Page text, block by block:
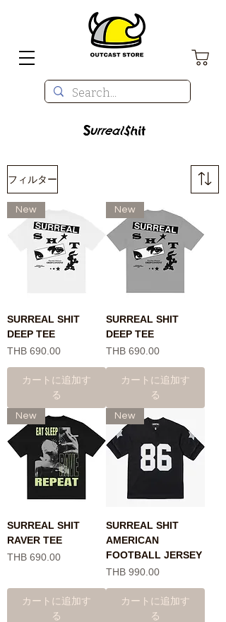
フィルター
New
SURREAL SHIT
DEEP TEE
価格
THB 690.00
カートに追加す
る
New
SURREAL SHIT
DEEP TEE
価格
THB 690.00
カートに追加す
る
New
SURREAL SHIT
RAVER TEE
価格
THB 690.00
カートに追加す
る
New
SURREAL SHIT
AMERICAN
FOOTBALL JERSEY
価格
THB 990.00
カートに追加す
る